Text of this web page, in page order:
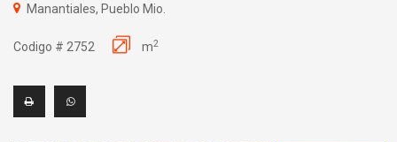
Manantiales, Pueblo Mio.
Codigo # 2752 m2